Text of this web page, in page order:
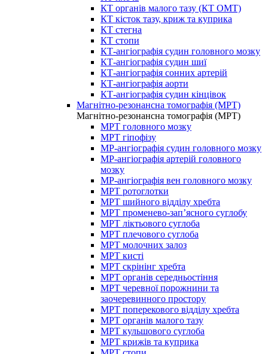
КТ органів малого тазу (КТ ОМТ)
КТ кісток тазу, криж та куприка
КТ стегна
КТ стопи
КТ-ангіографія судин головного мозку
КТ-ангіографія судин шиї
КТ-ангіографія сонних артерій
КТ-ангіографія аорти
КТ-ангіографія судин кінцівок
Магнітно-резонансна томографія (МРТ)
Магнітно-резонансна томографія (МРТ)
МРТ головного мозку
МРТ гіпофізу
МР-ангіографія судин головного мозку
МР-ангіографія артерій головного
мозку
МР-ангіографія вен головного мозку
МРТ ротоглотки
МРТ шийного відділу хребта
МРТ променево-зап’ясного суглобу
МРТ ліктьового суглоба
МРТ плечового суглоба
МРТ молочних залоз
МРТ кисті
МРТ скрінінг хребта
МРТ органів середньостіння
МРТ черевної порожнини та
заочеревинного простору
МРТ поперекового відділу хребта
МРТ органів малого тазу
МРТ кульшового суглоба
МРТ крижів та куприка